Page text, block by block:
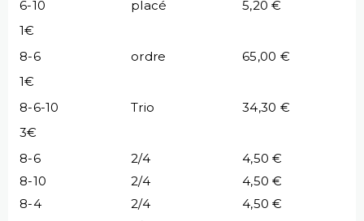
6-10 placé
5,20 €
1€
8-6
ordre
65,00 €
1€
8-6-10
Trio
34,30 €
3€
8-6
2/4
4,50 €
8-10
2/4
4,50 €
8-4
2/4
4,50 €